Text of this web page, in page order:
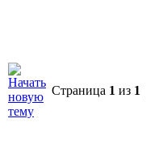
Страница 1 из 1